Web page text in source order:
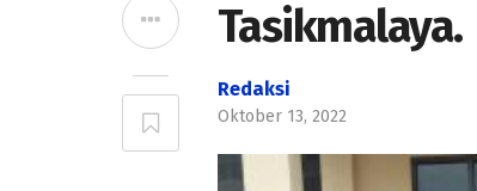
Tasikmalaya.
Redaksi
Oktober 13, 2022